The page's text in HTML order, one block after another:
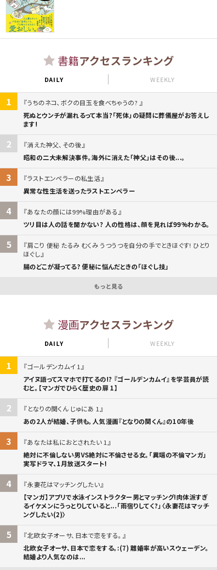
書籍アクセスランキング
DAILY WEEKLY
1
うちのネコ、ボクの目玉を食べちゃうの?
死ぬとウンチが漏れるって本当?「死体」の疑問に葬儀屋がお答えし
ます!
2
消えた神父、その後
昭和の二大未解決事件。海外に消えた「神父」はその後...。
3
ラストエンペラーの私生活
異常な性生活を送ったラストエンペラー
4
あなたの顔には99%理由がある
ツリ目は人の話を聞かない? 人の性格は、顔を見れば99%わかる。
5
肩こり 便秘 たるみ むくみ うつうつを自分の手でときほぐす! ひとり
ほぐし
腸のどこが凝ってる? 便秘に悩んだときの「ほぐし技」
もっと見る
漫画アクセスランキング
DAILY WEEKLY
1
ゴールデンカムイ 1
アイヌ語ってスマホで打てるの!? 『ゴールデンカムイ』を学芸員が読
むと。【マンガでひらく歴史の扉 1】
2
となりの関くん じゅにあ 1
あの2人が結婚、子供も。人気漫画『となりの関くん』の10年後
3
あなたは私におとされたい 1
絶対に不倫しない男VS絶対に不倫させる女。「異端の不倫マンガ」
実写ドラマ、1月放送スタート!
4
永妻花はマッチングしたい
【マンガ】アプリで水泳インストラクター男とマッチング!肉体派すぎ
るイケメンにうっとりしていると...「雨宿りしてく?」〈永妻花はマッチ
ングしたい(2)〉
5
北欧女子オーサ、日本で恋をする。
北欧女子オーサ、日本で恋をする。:(7) 離婚率が高いスウェーデン。
結婚より人気なのは...